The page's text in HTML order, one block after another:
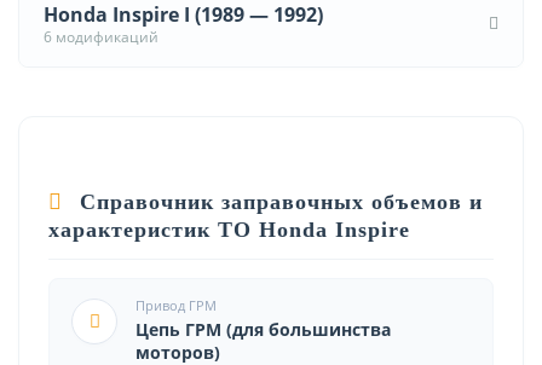
Honda Inspire I (1989 — 1992)
6 модификаций
Справочник заправочных объемов и
характеристик ТО Honda Inspire
Привод ГРМ
Цепь ГРМ (для большинства
моторов)